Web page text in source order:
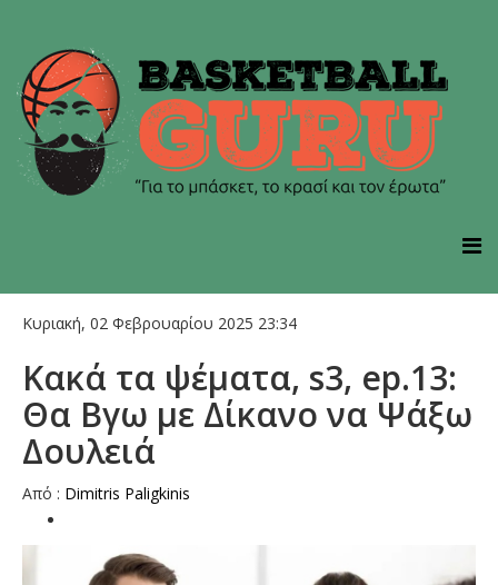
Κυριακή, 02 Φεβρουαρίου 2025 23:34
Κακά τα ψέματα, s3, ep.13:
Θα Βγω με Δίκανο να Ψάξω
Δουλειά
Από : Dimitris Paligkinis